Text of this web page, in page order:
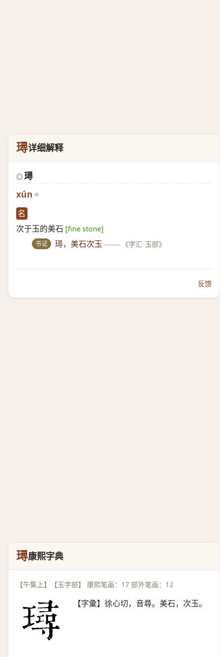
璕详细解释
◎ 璕
xún
名
次于玉的美石 [fine stone]
书证 璕，美石次玉 —— 《字汇·玉部》
反馈
璕康熙字典
【午集上】【玉字部】 康熙笔画：17 部外笔画：12
【字彙】徐心切，音尋。美石，次玉。